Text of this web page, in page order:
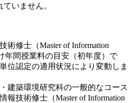
いません。
術修士（Master of Information
年間授業料の目安（初年度）で
位認定の適用状況により変動しま
建築環境研究科の一般的なコース
報技術修士（Master of Information